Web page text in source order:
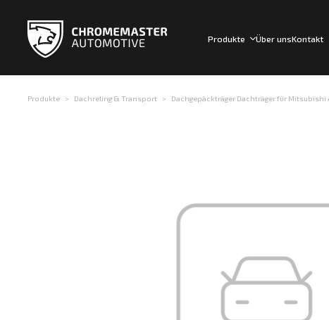
Produkte Über unsKontakt
Produkte Dachreling & Transport Dachgepäckträger Dachträger für Mitsubishi